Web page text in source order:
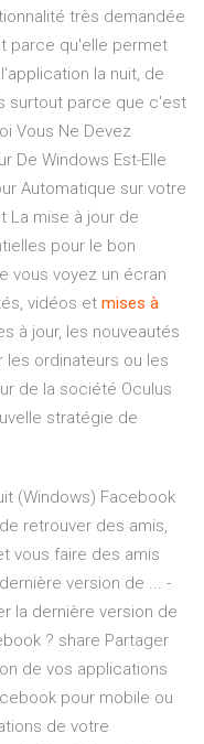
très demandée
parce qu'elle permet
la nuit, de
surtout parce que c'est
Vous Ne Devez
De Windows Est-Elle
Automatique sur votre
La mise à jour de
pour le bon
vous voyez un écran
vidéos et mises à
à jour, les nouveautés
ordinateurs ou les
de la société Oculus
stratégie de
(Windows) Facebook
retrouver des amis,
vous faire des amis
version de ... -
la dernière version de
? share Partager
de vos applications
pour mobile ou
de votre